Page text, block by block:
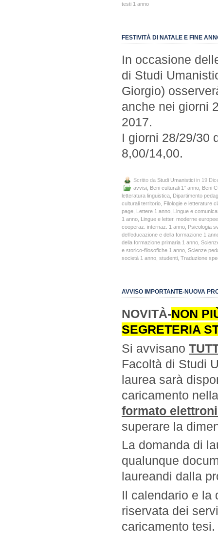
testi 1 anno
FESTIVITÀ DI NATALE E FINE
In occasione
di Studi
Giorgio)
anche nei giorni
2017.
I giorni 28/29/30
8,00/14,00.
Scritto da Studi Umanistici in 19
avvisi Beni culturali 1° anno Beni
letteratura linguistica Dipartimento
culturali territorio Filologie e letterature
page Lettere 1 anno Lingue e
1 anno Lingue e letter. moderne
cooperaz. internaz. 1 anno Psicologia
dell’educazione e della formazione 1
della formazione primaria 1 anno
e storico-filosofiche 1 anno Scienze
società 1 anno studenti Traduzione
AVVISO IMPORTANTE-NUOVA
NOVITÀ-NON
SEGRETERIA
Si avvisano
Facoltà di Studi
laurea sarà
caricamento
formato
superare la
La domanda di
qualunque
laureandi dalla
Il calendario e la
riservata dei
caricamento tesi.